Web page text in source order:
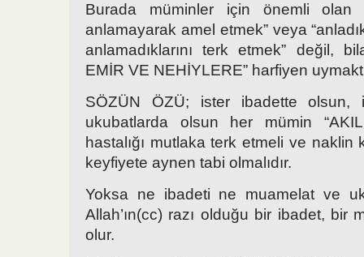
Burada müminler için önemli olan
anlamayarak amel etmek” veya
anlamadıklarını terk etmek” değil,
EMİR VE NEHİYLERE” harfiyen
SÖZÜN ÖZÜ; ister ibadette olsun,
ukubatlarda olsun her mümin
hastalığı mutlaka terk etmeli ve naklin
keyfiyete aynen tabi olmalıdır.
Yoksa ne ibadeti ne muamelat ve
Allah’ın(cc) razı olduğu bir ibadet, bir
olur.